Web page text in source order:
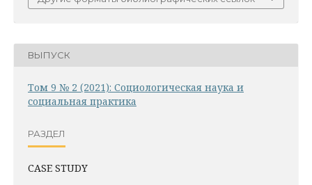
ВЫПУСК
Том 9 № 2 (2021): Социологическая наука и
социальная практика
РАЗДЕЛ
CASE STUDY